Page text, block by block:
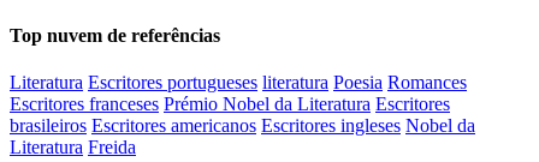
Top nuvem de referências
Literatura Escritores portugueses literatura Poesia Romances
Escritores franceses Prémio Nobel da Literatura Escritores
brasileiros Escritores americanos Escritores ingleses Nobel da
Literatura Freida